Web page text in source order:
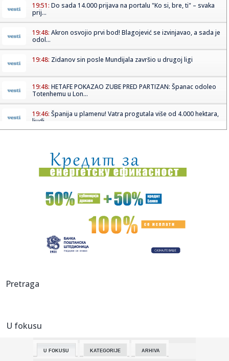
19:51: Do sada 14.000 prijava na portalu "Ko si, bre, ti" – svaka
prij...
19:48: Akron osvojio prvi bod! Blagojević se izvinjavao, a sada je
odol...
19:48: Zidanov sin posle Mundijala završio u drugoj ligi
19:48: HETAFE POKAZAO ZUBE PRED PARTIZAN: Španac odoleo
Totenhemu u Lon...
19:46: Španija u plamenu! Vatra progutala više od 4.000 hektara,
ljudi...
19:35:Vučić: "Zbog toga ćemo biti vojna sila"
19:32:Najboji stranci u istoriji NBA: Jokić iza Dirka i Janisa – Bod...
"Znam koliko je teško voditi državu!" Vučić poslao jasnu
19:25:J.D. Power ocenjivao i kineske marke
19:17:
19:15:
Loš početak za Tadićev NEC: Primili gol u prvom minutu, a
Pretraga
U fokusu
U FOKUSU KATEGORIJE ARHIVA